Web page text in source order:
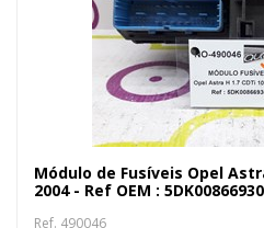
Módulo de Fusíveis Opel
2004 - Ref OEM : 5DK00866930
Ref. 490046